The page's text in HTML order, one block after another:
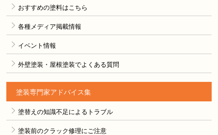
おすすめの塗料はこちら
各種メディア掲載情報
イベント情報
外壁塗装・屋根塗装でよくある質問
塗装専門家アドバイス集
塗替えの知識不足によるトラブル
塗装前のクラック修理にご注意